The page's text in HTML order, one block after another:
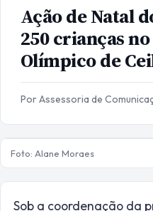
Ação de Natal
250 crianças
Olímpico de
Por Assessoria de
Foto: Alane Moraes
Sob a coordenação da